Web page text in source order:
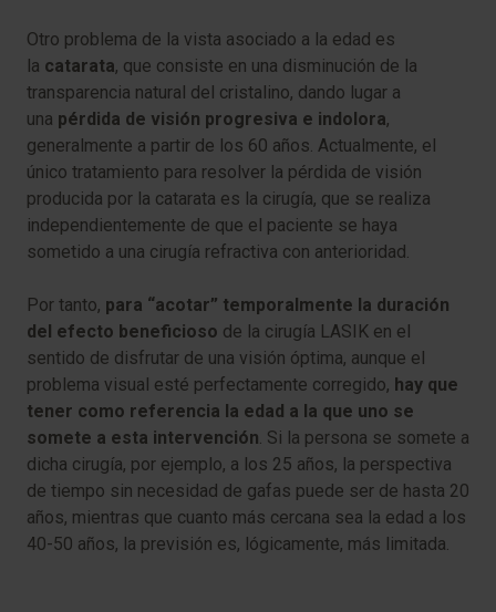
Otro problema de la vista asociado a la edad es
la catarata, que consiste en una disminución de la
transparencia natural del cristalino, dando lugar a
una pérdida de visión progresiva e indolora,
generalmente a partir de los 60 años. Actualmente, el
único tratamiento para resolver la pérdida de visión
producida por la catarata es la cirugía, que se realiza
independientemente de que el paciente se haya
sometido a una cirugía refractiva con anterioridad.
Por tanto, para “acotar” temporalmente la duración
del efecto beneficioso de la cirugía LASIK en el
sentido de disfrutar de una visión óptima, aunque el
problema visual esté perfectamente corregido, hay que
tener como referencia la edad a la que uno se
somete a esta intervención. Si la persona se somete a
dicha cirugía, por ejemplo, a los 25 años, la perspectiva
de tiempo sin necesidad de gafas puede ser de hasta 20
años, mientras que cuanto más cercana sea la edad a los
40-50 años, la previsión es, lógicamente, más limitada.